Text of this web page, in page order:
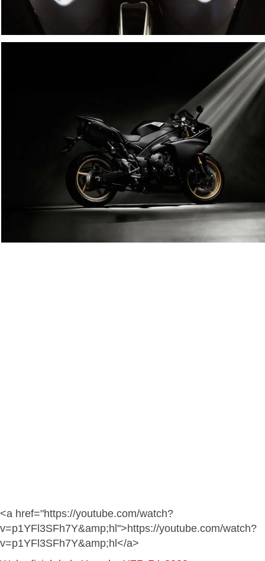
<a href="https://youtube.com/watch?
v=p1YFl3SFh7Y&amp;hl">https://youtube.com/watch?
v=p1YFl3SFh7Y&amp;hl</a>